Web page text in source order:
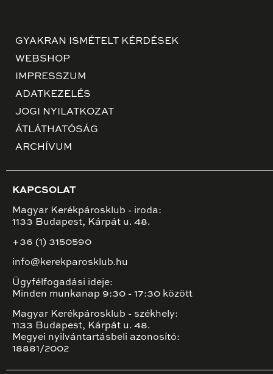
GYAKRAN ISMÉTELT KÉRDÉSEK
WEBSHOP
IMPRESSZUM
ADATKEZELÉS
JOGI NYILATKOZAT
ÁTLÁTHATÓSÁG
ARCHÍVUM
KAPCSOLAT
Magyar Kerékpárosklub - iroda:
1133 Budapest, Kárpát u. 48.
+36 (1) 3150590
info@kerekparosklub.hu
Ügyfélfogadási ideje:
Minden munkanap 9:30 - 17:30 között
Magyar Kerékpárosklub - székhely:
1133 Budapest, Kárpát u. 48.
Megyei nyilvántartásbeli azonosító:
18881/2002